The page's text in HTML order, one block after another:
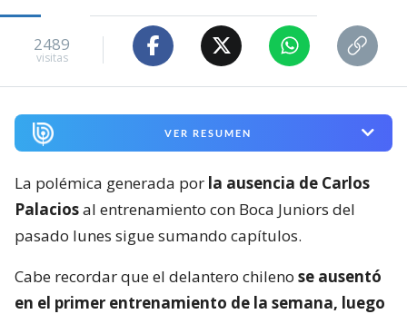
2489
visitas
VER RESUMEN
La polémica generada por la ausencia de Carlos
Palaciosal entrenamiento con Boca Juniors del
pasado lunes sigue sumando capítulos.
Cabe recordar que el delantero chileno se ausentó
en el primer entrenamiento de la semana, luego